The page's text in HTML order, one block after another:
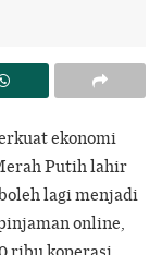
ekonomi
Putih lahir
lagi menjadi
online,